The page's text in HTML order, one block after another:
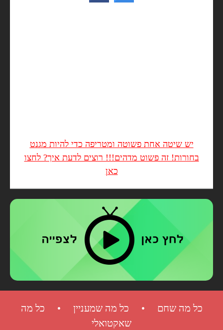
יש שיטה אחת פשוטה ומטריפה כדי להיות מגנט
בחורות! זה פשוט מדהים!!! רוצים לדעת איך? לחצו
כאן
כל מה שחם • כל מה שמעניין • כל מה
שאקטואלי